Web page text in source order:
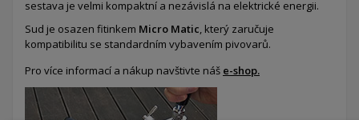
sestava je velmi kompaktní a nezávislá na elektrické energii.
Sud je osazen fitinkem Micro Matic , který zaručuje
kompatibilitu se standardním vybavením pivovarů.
Pro více informací a nákup navštivte náš e-shop.